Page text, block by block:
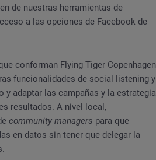
de nuestras herramientas de
a las opciones de Facebook de
conforman Flying Tiger Copenhagen
funcionalidades de social listening y
y adaptar las campañas y la estrategia
resultados. A nivel local,
community managers para que
en datos sin tener que delegar la